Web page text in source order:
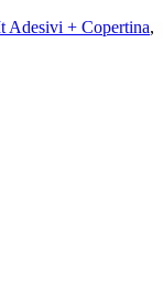
Adesivi + Copertina,